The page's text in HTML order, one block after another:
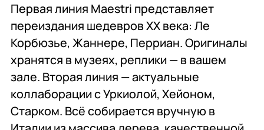
Подробнее
запасных частей
Подробнее
кухни
Подробнее
Первая линия Maestri представляет
переиздания шедевров XX века: Ле
Корбюзье, Жаннере, Перриан. Оригиналы
хранятся в музеях, реплики — в вашем
зале. Вторая линия — актуальные
коллаборации с Уркиолой, Хейоном,
Старком. Всё собирается вручную в